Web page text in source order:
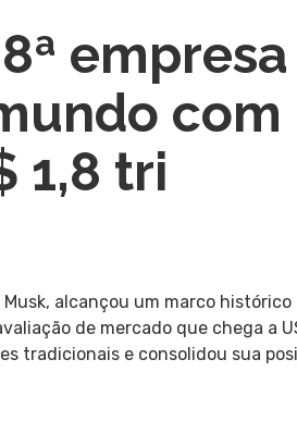
empresa
com
1,8 tri
alcançou um marco histórico
de mercado que chega a
tradicionais e consolidou sua